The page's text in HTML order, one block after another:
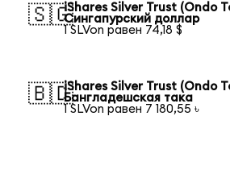
🇸🇬iShares Silver Trust (Ondo
Сингапурский доллар
1 SLVon равен 74,18 $
🇧🇩iShares Silver Trust (Ondo
Бангладешская така
1 SLVon равен 7 180,55 ৳